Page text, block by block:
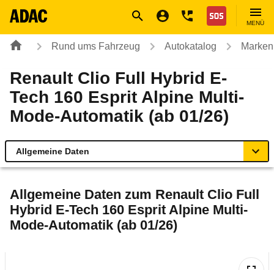
Nothilfe
MENÜ
Rund ums Fahrzeug Autokatalog
Renault Clio Full Hybrid E-
Tech 160 Esprit Alpine Multi-
Mode-Automatik (ab 01/26)
Allgemeine Daten
Technische Daten
Allgemeine Daten zum Renault Clio Full
Hybrid E-Tech 160 Esprit Alpine Multi-
Mode-Automatik (ab 01/26)